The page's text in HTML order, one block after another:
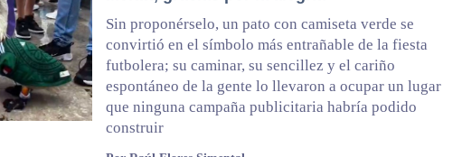
Sin proponérselo, un pato con camiseta verde se
convirtió en el símbolo más entrañable de la fiesta
futbolera; su caminar, su sencillez y el cariño
espontáneo de la gente lo llevaron a ocupar un lugar
que ninguna campaña publicitaria habría podido
construir